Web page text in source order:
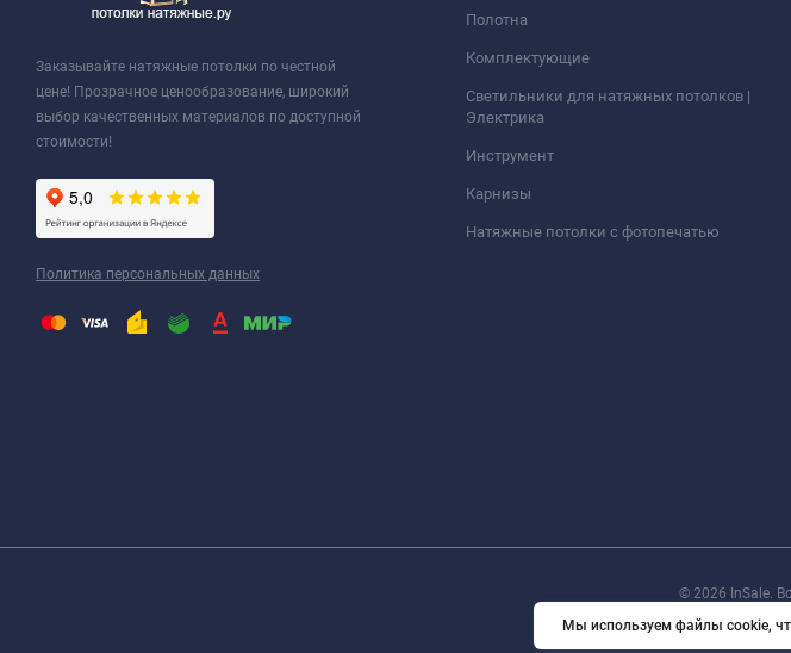
Заказывайте натяжные потолки по честной
цене! Прозрачное ценообразование, широкий
выбор качественных материалов по доступной
стоимости!
Политика персональных данных
Полотна
Комплектующие
Светильники для натяжных потолков |
Электрика
Инструмент
Карнизы
Натяжные потолки с фотопечатью
© 2026 InSale.
Мы используем файлы cookie,